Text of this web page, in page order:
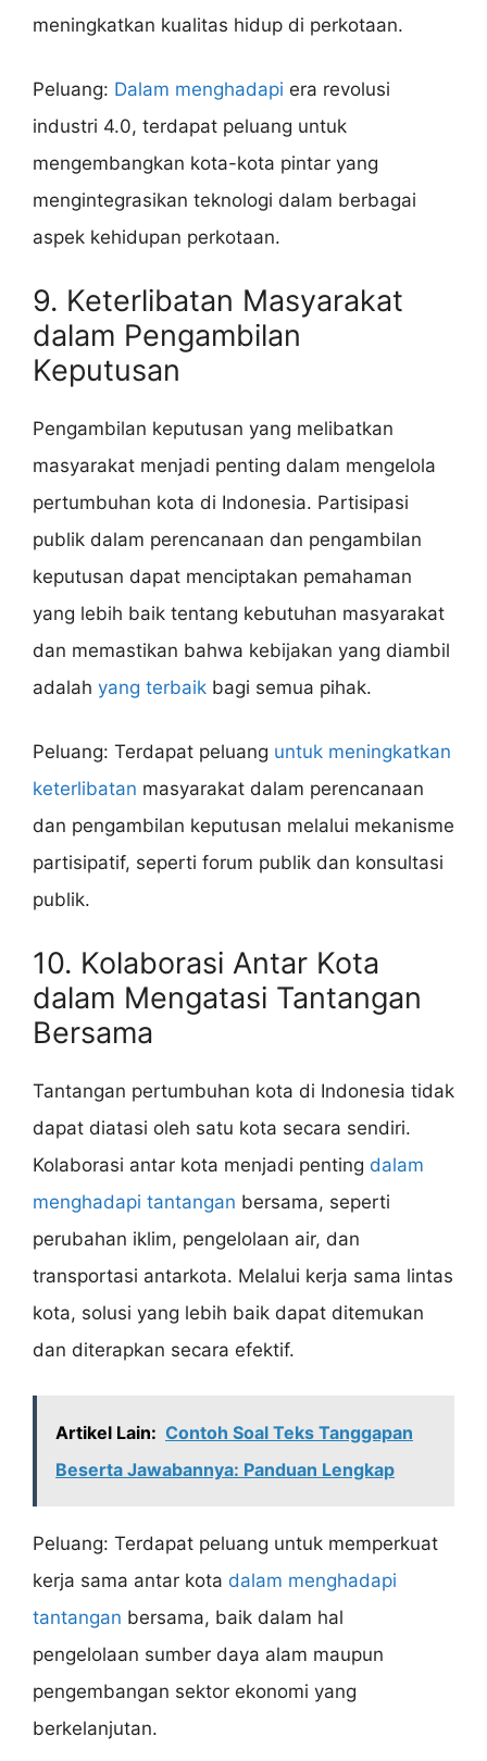
meningkatkan kualitas hidup di perkotaan.
Peluang: Dalam menghadapi era revolusi
industri 4.0, terdapat peluang untuk
mengembangkan kota-kota pintar yang
mengintegrasikan teknologi dalam berbagai
aspek kehidupan perkotaan.
9. Keterlibatan Masyarakat
dalam Pengambilan
Keputusan
Pengambilan keputusan yang melibatkan
masyarakat menjadi penting dalam mengelola
pertumbuhan kota di Indonesia. Partisipasi
publik dalam perencanaan dan pengambilan
keputusan dapat menciptakan pemahaman
yang lebih baik tentang kebutuhan masyarakat
dan memastikan bahwa kebijakan yang diambil
adalah yang terbaik bagi semua pihak.
Peluang: Terdapat peluang untuk meningkatkan
keterlibatan masyarakat dalam perencanaan
dan pengambilan keputusan melalui mekanisme
partisipatif, seperti forum publik dan konsultasi
publik.
10. Kolaborasi Antar Kota
dalam Mengatasi Tantangan
Bersama
Tantangan pertumbuhan kota di Indonesia tidak
dapat diatasi oleh satu kota secara sendiri.
Kolaborasi antar kota menjadi penting dalam
menghadapi tantangan bersama, seperti
perubahan iklim, pengelolaan air, dan
transportasi antarkota. Melalui kerja sama lintas
kota, solusi yang lebih baik dapat ditemukan
dan diterapkan secara efektif.
Artikel Lain: Contoh Soal Teks Tanggapan
Beserta Jawabannya: Panduan Lengkap
Peluang: Terdapat peluang untuk memperkuat
kerja sama antar kota dalam menghadapi
tantangan bersama, baik dalam hal
pengelolaan sumber daya alam maupun
pengembangan sektor ekonomi yang
berkelanjutan.